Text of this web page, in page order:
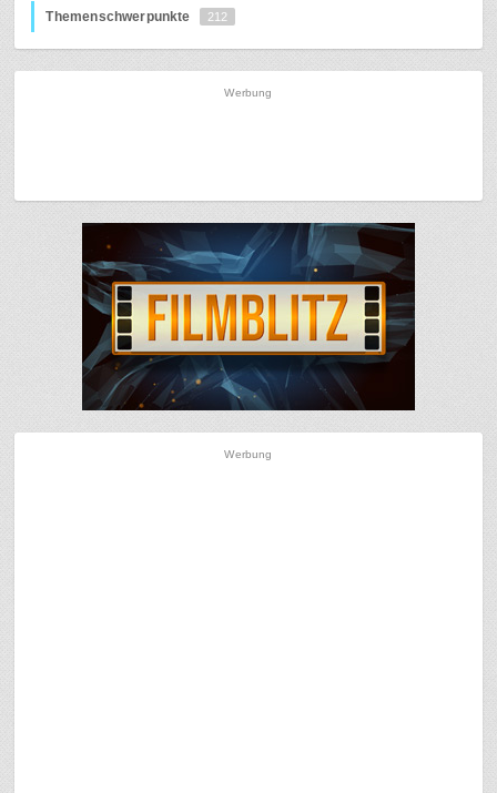
Themenschwerpunkte 212
Werbung
Werbung